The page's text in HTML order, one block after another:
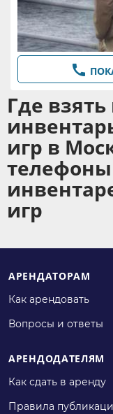

Где
игр в
игр
АРЕНДАТОРАМ
Как арендовать
Вопросы и ответы
АРЕНДОДАТЕЛЯМ
Как сдать в аренду
Правила